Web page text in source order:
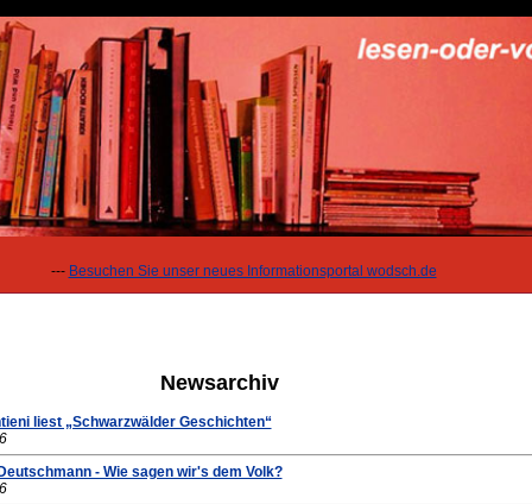
Besuchen Sie unser neues Informationsportal wodsch.de
Newsarchiv
liest „Schwarzwälder Geschichten“
- Wie sagen wir's dem Volk?